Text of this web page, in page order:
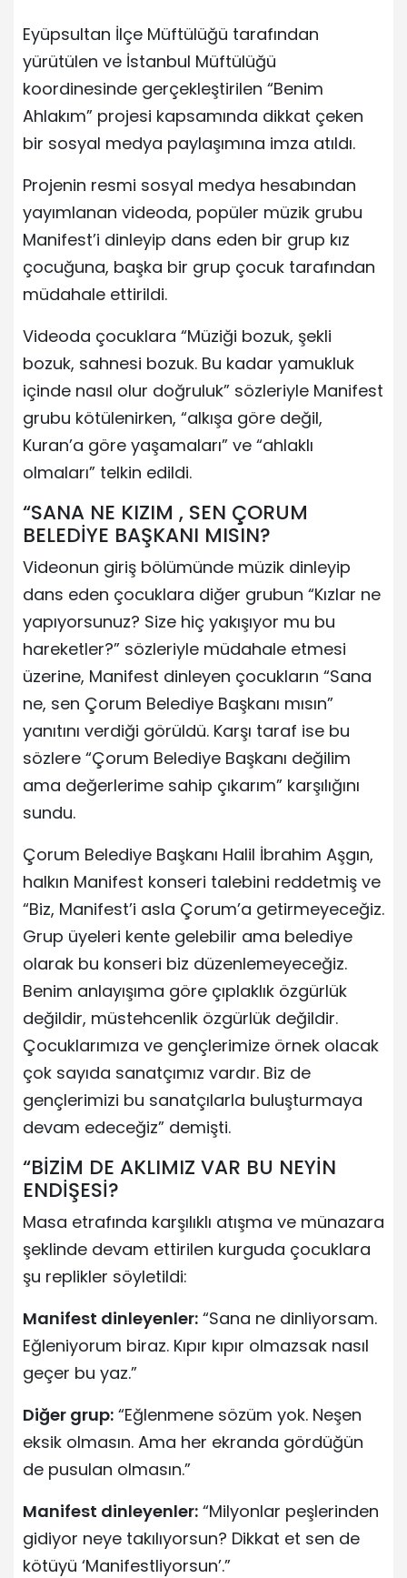
Eyüpsultan İlçe Müftülüğü tarafından
yürütülen ve İstanbul Müftülüğü
koordinesinde gerçekleştirilen “Benim
Ahlakım” projesi kapsamında dikkat çeken
bir sosyal medya paylaşımına imza atıldı.
Projenin resmi sosyal medya hesabından
yayımlanan videoda, popüler müzik grubu
Manifest’i dinleyip dans eden bir grup kız
çocuğuna, başka bir grup çocuk tarafından
müdahale ettirildi.
Videoda çocuklara “Müziği bozuk, şekli
bozuk, sahnesi bozuk. Bu kadar yamukluk
içinde nasıl olur doğruluk” sözleriyle Manifest
grubu kötülenirken, “alkışa göre değil,
Kuran’a göre yaşamaları” ve “ahlaklı
olmaları” telkin edildi.
“SANA NE KIZIM , SEN ÇORUM
BELEDİYE BAŞKANI MISIN?
Videonun giriş bölümünde müzik dinleyip
dans eden çocuklara diğer grubun “Kızlar ne
yapıyorsunuz? Size hiç yakışıyor mu bu
hareketler?” sözleriyle müdahale etmesi
üzerine, Manifest dinleyen çocukların “Sana
ne, sen Çorum Belediye Başkanı mısın”
yanıtını verdiği görüldü. Karşı taraf ise bu
sözlere “Çorum Belediye Başkanı değilim
ama değerlerime sahip çıkarım” karşılığını
sundu.
Çorum Belediye Başkanı Halil İbrahim Aşgın,
halkın Manifest konseri talebini reddetmiş ve
“Biz, Manifest’i asla Çorum’a getirmeyeceğiz.
Grup üyeleri kente gelebilir ama belediye
olarak bu konseri biz düzenlemeyeceğiz.
Benim anlayışıma göre çıplaklık özgürlük
değildir, müstehcenlik özgürlük değildir.
Çocuklarımıza ve gençlerimize örnek olacak
çok sayıda sanatçımız vardır. Biz de
gençlerimizi bu sanatçılarla buluşturmaya
devam edeceğiz” demişti.
“BİZİM DE AKLIMIZ VAR BU NEYİN
ENDİŞESİ?
Masa etrafında karşılıklı atışma ve münazara
şeklinde devam ettirilen kurguda çocuklara
şu replikler söyletildi:
Manifest dinleyenler: “Sana ne dinliyorsam.
Eğleniyorum biraz. Kıpır kıpır olmazsak nasıl
geçer bu yaz.”
Diğer grup: “Eğlenmene sözüm yok. Neşen
eksik olmasın. Ama her ekranda gördüğün
de pusulan olmasın.”
Manifest dinleyenler: “Milyonlar peşlerinden
gidiyor neye takılıyorsun? Dikkat et sen de
kötüyü ‘Manifestliyorsun’.”